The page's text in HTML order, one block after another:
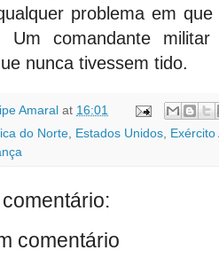
problema em
Um comandante
nunca tivessem tido.
Amaral at 16:01
do Norte, Estados Unidos,
comentário